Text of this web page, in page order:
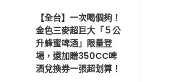
【全台】一次喝個夠！
金色三麥超巨大「５公
升蜂蜜啤酒」限量登
場，還加贈350CC啤
酒兌換券一張超划算！